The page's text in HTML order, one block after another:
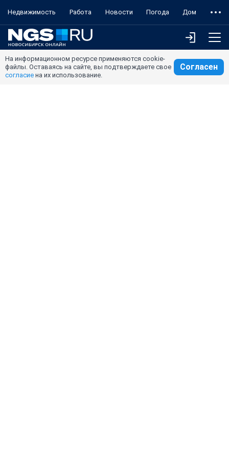
Недвижимость Работа Новости Погода Дом
На информационном ресурсе применяются cookie-
файлы. Оставаясь на сайте, вы подтверждаете свое
согласие на их использование.
Согласен